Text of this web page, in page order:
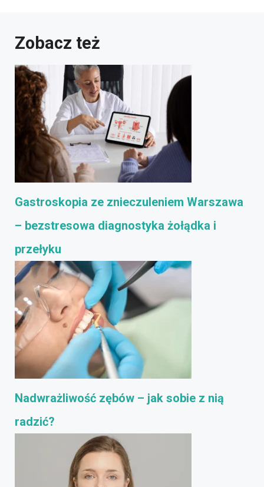
Zobacz też
Gastroskopia ze znieczuleniem Warszawa
– bezstresowa diagnostyka żołądka i
przełyku
Nadwrażliwość zębów – jak sobie z nią
radzić?